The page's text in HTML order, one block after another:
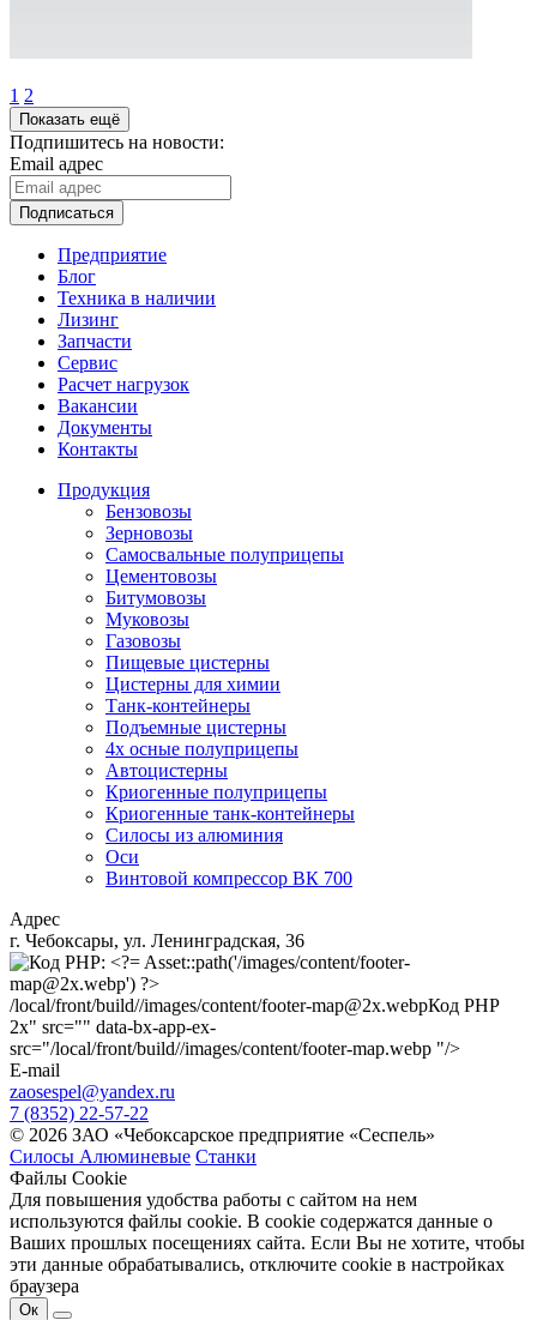
1 2
Показать ещё
Подпишитесь на новости:
Email адрес
Подписаться
Предприятие
Блог
Техника в наличии
Лизинг
Запчасти
Сервис
Расчет нагрузок
Вакансии
Документы
Контакты
Продукция
Бензовозы
Зерновозы
Самосвальные полуприцепы
Цементовозы
Битумовозы
Муковозы
Газовозы
Пищевые цистерны
Цистерны для химии
Танк-контейнеры
Подъемные цистерны
4х осные полуприцепы
Автоцистерны
Криогенные полуприцепы
Криогенные танк-контейнеры
Силосы из алюминия
Оси
Винтовой компрессор ВК 700
Адрес
г. Чебоксары, ул. Ленинградская, 36
/local/front/build//images/content/footer-map@2x.webpКод PHP
2x" src="" data-bx-app-ex-
src="/local/front/build//images/content/footer-map.webp "/>
E-mail
zaosespel@yandex.ru
7 (8352) 22-57-22
© 2026 ЗАО «Чебоксарское предприятие «Сеспель»
Силосы Алюминевые Станки
Файлы Cookie
Для повышения удобства работы с сайтом на нем
используются файлы cookie. В cookie содержатся данные о
Ваших прошлых посещениях сайта. Если Вы не хотите, чтобы
эти данные обрабатывались, отключите cookie в настройках
браузера
Ок